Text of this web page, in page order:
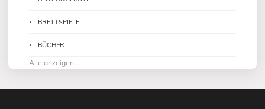
BRETTSPIELE
BÜCHER
Alle anzeigen